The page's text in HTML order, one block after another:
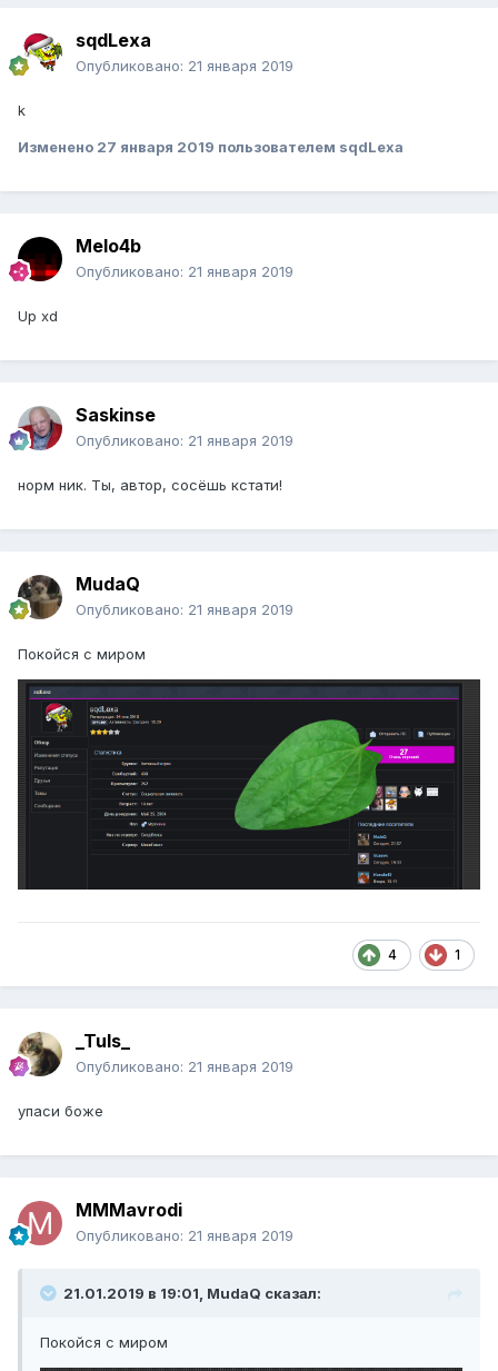
sqdLexa
Опубликовано: 21 января 2019
k
Изменено 27 января 2019 пользователем sqdLexa
Melo4b
Опубликовано: 21 января 2019
Up xd
Saskinse
Опубликовано: 21 января 2019
норм ник. Ты, автор, сосёшь кстати!
MudaQ
Опубликовано: 21 января 2019
Покойся с миром
4 1
_Tuls_
Опубликовано: 21 января 2019
упаси боже
MMMavrodi
Опубликовано: 21 января 2019
21.01.2019 в 19:01, MudaQ сказал:
Покойся с миром